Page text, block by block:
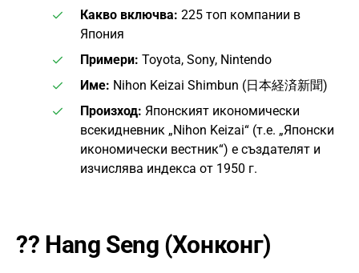
Какво включва: 225 топ компании в
Япония
Примери: Toyota, Sony, Nintendo
Име: Nihon Keizai Shimbun (日本経済新聞)
Произход: Японският икономически
всекидневник „Nihon Keizai“ (т.е. „Японски
икономически вестник“) е създателят и
изчислява индекса от 1950 г.
?? Hang Seng (Хонконг)